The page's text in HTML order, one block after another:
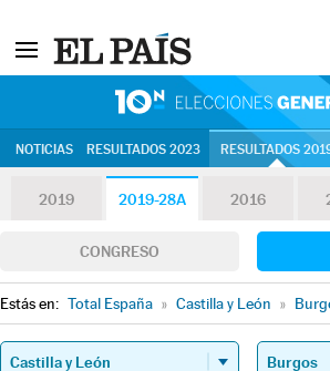
NOTICIAS RESULTADOS 2023 RESULTADOS
2019 2019-28A 2016
CONGRESO
Estás en: Total España » Castilla y León »